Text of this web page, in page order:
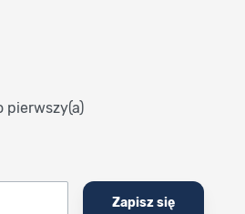
pierwszy(a)
Zapisz się